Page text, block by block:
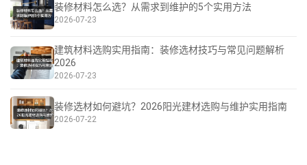
装修材料怎么选？从需求到维护的5个实用方法
2026-07-23
建筑材料选购实用指南：装修选材技巧与常见问题解析
2026
2026-07-23
装修选材如何避坑？2026阳光建材选购与维护实用指南
2026-07-22